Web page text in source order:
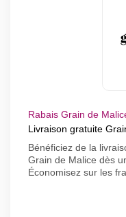
Rabais Grain de
Livraison gratuite
Bénéficiez de la
Grain de Malice dès
Économisez sur les